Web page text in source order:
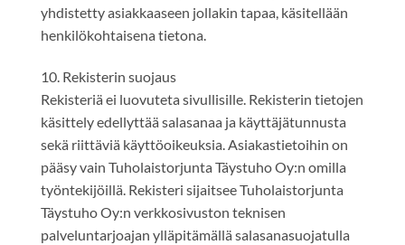
yhdistetty asiakkaaseen jollakin tapaa, käsitellään
henkilökohtaisena tietona.
10. Rekisterin suojaus
Rekisteriä ei luovuteta sivullisille. Rekisterin tietojen
käsittely edellyttää salasanaa ja käyttäjätunnusta
sekä riittäviä käyttöoikeuksia. Asiakastietoihin on
pääsy vain Tuholaistorjunta Täystuho Oy:n omilla
työntekijöillä. Rekisteri sijaitsee Tuholaistorjunta
Täystuho Oy:n verkkosivuston teknisen
palveluntarjoajan ylläpitämällä salasanasuojatulla